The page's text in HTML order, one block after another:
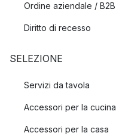
Ordine aziendale / B2B
Diritto di recesso
SELEZIONE
Servizi da tavola
Accessori per la cucina
Accessori per la casa